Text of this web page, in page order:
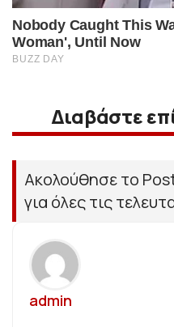
Διαβάστε
Ακολούθησε το
για όλες τις
admin